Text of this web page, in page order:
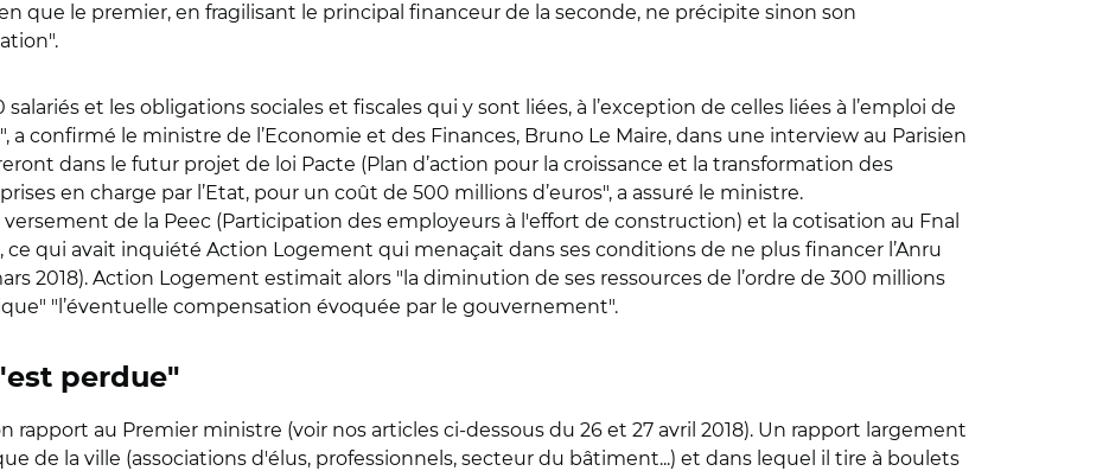
que le premier, en fragilisant le principal financeur de la seconde, ne précipite sinon son
et les obligations sociales et fiscales qui y sont liées, à l’exception de celles liées à l’emploi de
confirmé le ministre de l’Economie et des Finances, Bruno Le Maire, dans une interview au Parisien
dans le futur projet de loi Pacte (Plan d’action pour la croissance et la transformation des
en charge par l’Etat, pour un coût de 500 millions d’euros", a assuré le ministre.
de la Peec (Participation des employeurs à l'effort de construction) et la cotisation au Fnal
qui avait inquiété Action Logement qui menaçait dans ses conditions de ne plus financer l’Anru
2018). Action Logement estimait alors "la diminution de ses ressources de l’ordre de 300 millions
"l’éventuelle compensation évoquée par le gouvernement".
perdue"
rapport au Premier ministre (voir nos articles ci-dessous du 26 et 27 avril 2018). Un rapport largement
de la ville (associations d'élus, professionnels, secteur du bâtiment...) et dans lequel il tire à boulets